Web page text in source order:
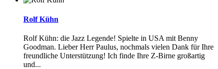
Rolf Kühn
Rolf Kühn: die Jazz Legende! Spielte in USA mit Benny
Goodman. Lieber Herr Paulus, nochmals vielen Dank für Ihre
freundliche Unterstützung! Ich finde Ihre Z-Birne großartig
und...